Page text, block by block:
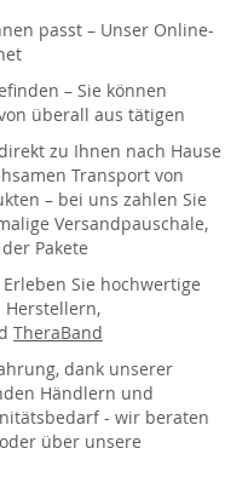
passt – Unser Online-
– Sie können
überall aus tätigen
zu Ihnen nach Hause
Transport von
– bei uns zahlen Sie
Versandpauschale,
Pakete
Sie hochwertige
Herstellern,
TheraBand
dank unserer
Händlern und
- wir beraten
über unsere